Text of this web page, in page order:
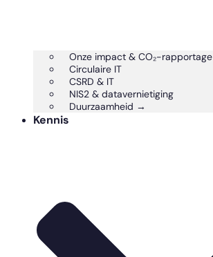
Onze impact & CO₂-rapportage
Circulaire IT
CSRD & IT
NIS2 & datavernietiging
Duurzaamheid →
Kennis